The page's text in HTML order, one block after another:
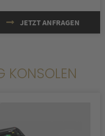
JETZT ANFRAGEN
KONSOLEN